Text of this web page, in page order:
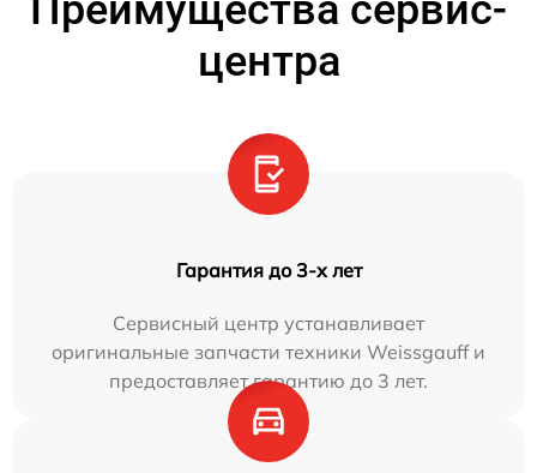
центра
Гарантия до 3-х лет
Сервисный центр устанавливает
оригинальные запчасти техники Weissgauff и
предоставляет гарантию до 3 лет.